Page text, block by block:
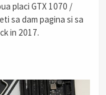
placi GTX 1070 /
sa dam pagina si sa
in 2017.